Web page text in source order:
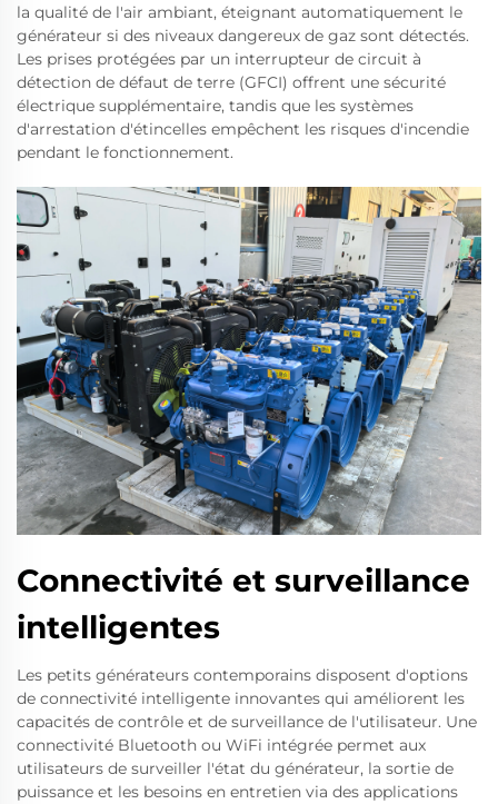
la qualité de l'air ambiant, éteignant automatiquement le
générateur si des niveaux dangereux de gaz sont détectés.
Les prises protégées par un interrupteur de circuit à
détection de défaut de terre (GFCI) offrent une sécurité
électrique supplémentaire, tandis que les systèmes
d'arrestation d'étincelles empêchent les risques d'incendie
pendant le fonctionnement.
Connectivité et surveillance
intelligentes
Les petits générateurs contemporains disposent d'options
de connectivité intelligente innovantes qui améliorent les
capacités de contrôle et de surveillance de l'utilisateur. Une
connectivité Bluetooth ou WiFi intégrée permet aux
utilisateurs de surveiller l'état du générateur, la sortie de
puissance et les besoins en entretien via des applications